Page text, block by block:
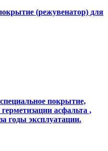
(режувенатор) для
покрытие,
асфальта ,
годы эксплуатации.